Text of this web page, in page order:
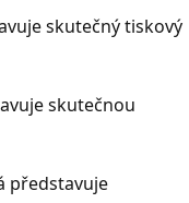
skutečný tiskový
skutečnou
představuje